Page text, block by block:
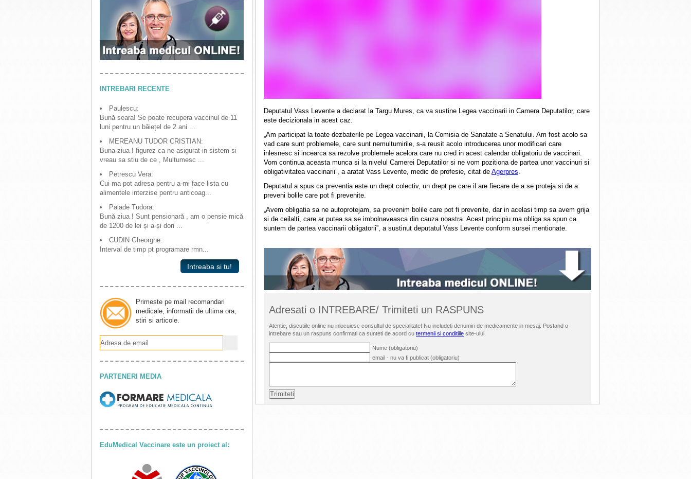
INTREBARI RECENTE
Paulescu:
Bună seara! Se poate recupera vaccinul de 11
luni pentru un băiețel de 2 ani ...
MEREANU TUDOR CRISTIAN:
Buna ziua ! figurez ca ne asigurat in sistem si
vreau sa stiu de ce , Multumesc ...
Petrescu Vera:
Cui ma pot adresa pentru a-mi face lista cu
alimentele interzise pentru anticoag...
Palade Tudora:
Bună ziua ! Sunt pensionară , am o pensie mică
de 1200 de lei și a-și dori ...
CUDIN Gheorghe:
Interval de timp pt programare rmn...
Intreaba si tu!
Primeste pe mail recomandari
medicale, informatii de ultima ora,
stiri si articole.
PARTENERI MEDIA
EduMedical Vaccinare este un proiect al:
Deputatul Vass Levente a declarat la Targu Mures, ca va sustine Legea vaccinarii in Camera Deputatilor, care
este decizionala in acest caz.
„Am participat la toate dezbaterile pe Legea vaccinarii, la Comisia de Sanatate a Senatului. Am fost acolo sa
vad care sunt problemele, care sunt nemultumirile, s-a reusit acolo introducerea unor modificari care
inlesnesc si incearca sa rezolve problemele acelora care nu cred in acest calendar obligatoriu de vaccinari.
Vom continua aceasta munca si la nivelul Camerei Deputatilor si ne vom pozitiona de partea unor vaccinuri si
obligativitatea vaccinarii”, a aratat Vass Levente, medic de profesie, citat de Agerpres
Deputatul a spus ca preventia este un drept colectiv, un drept pe care il are fiecare de a se proteja si de a
preveni bolile care pot fi prevenite.
„Avem obligatia sa ne autoprotejam, sa prevenim bolile care pot fi prevenite, dar in acelasi timp sa avem grija
si de ceilalti, care ar putea sa se imbolnaveasca din cauza noastra. Acest principiu ma obliga sa spun ca
suntem de partea vaccinarii obligatorii”, a sustinut deputatul Vass Levente conform sursei mentionate.
Adresati o INTREBARE/ Trimiteti un RASPUNS
Atentie, discutiile online nu inlocuiesc consultul de specialitate! Nu includeti denumiri de medicamente in mesaj. Postand o
intrebare sau un raspuns confirmati ca sunteti de acord cu termenii si conditiile site-ului.
Nume (obligatoriu)
email - nu va fi publicat (obligatoriu)